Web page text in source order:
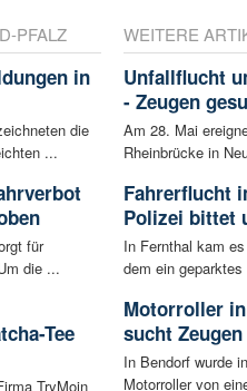
PFALZ
in
die
...
für
die ...
Tee
TryMoin
WEITERE
Unfallflucht
- Zeugen
Am 28. Mai
Rheinbrücke in
Fahrerflucht
Polizei bittet
In Fernthal kam
dem ein
Motorroller
sucht Zeugen
In Bendorf wurde
Motorroller von